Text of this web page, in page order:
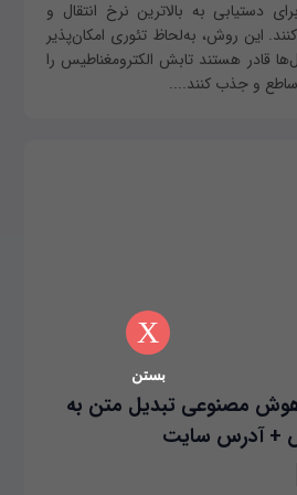
X
بستن
دستیابی به بالاترین نرخ انتقال و
این روش، به‌لحاظ تئوری امکان‌پذیر
قادر هستند تابش الکترومغناطیس را
و جذب کنند....
هوش مصنوعی تبدیل متن به
+ آدرس سایت